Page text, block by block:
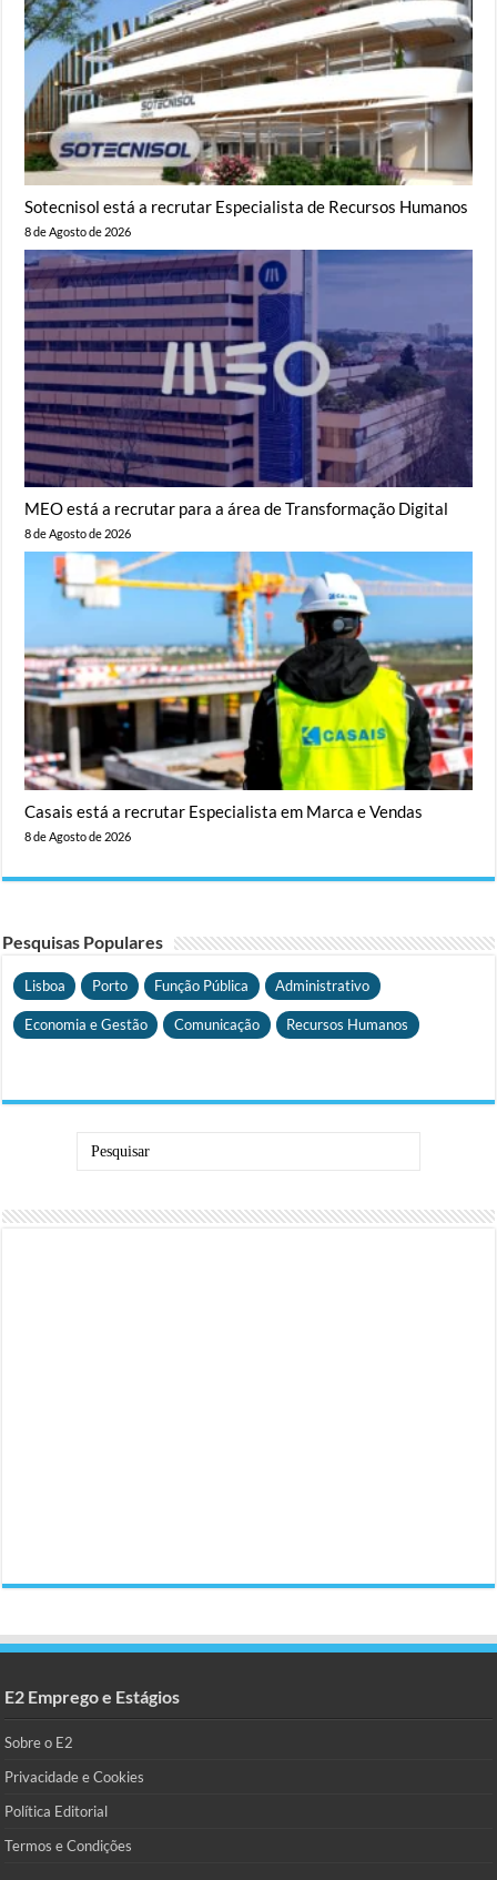
Sotecnisol está a recrutar Especialista de Recursos Humanos
8 de Agosto de 2026
MEO está a recrutar para a área de Transformação Digital
8 de Agosto de 2026
Casais está a recrutar Especialista em Marca e Vendas
8 de Agosto de 2026
Pesquisas Populares
Lisboa Porto Função Pública Administrativo
Economia e Gestão Comunicação Recursos Humanos
E2 Emprego e Estágios
Sobre o E2
Privacidade e Cookies
Política Editorial
Termos e Condições